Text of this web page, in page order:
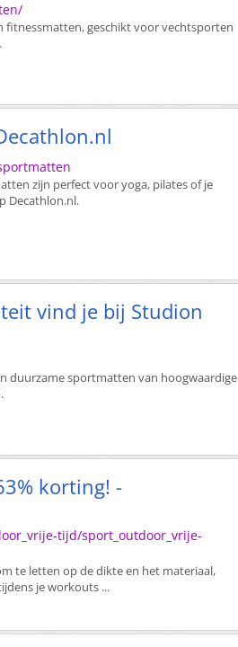
fitnessmatten, geschikt voor vechtsporten
zijn perfect voor yoga, pilates of je
Decathlon.nl.
vind je bij Studion
duurzame sportmatten van hoogwaardige
korting! -
tijd/sport_outdoor_vrije-
te letten op de dikte en het materiaal,
je workouts ...